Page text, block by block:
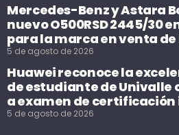
Mercedes-Benz y Astara
nuevo O500RSD 2445/30
para la marca en venta de
5 de agosto de 2026
Huawei reconoce la
de estudiante de Univalle
a examen de
5 de agosto de 2026